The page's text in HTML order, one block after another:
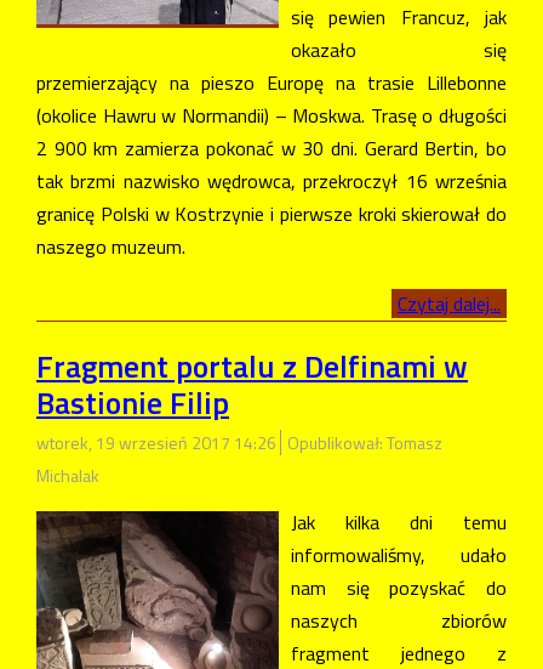
się pewien Francuz, jak
okazało się
przemierzający na pieszo Europę na trasie Lillebonne
(okolice Hawru w Normandii) – Moskwa. Trasę o długości
2 900 km zamierza pokonać w 30 dni. Gerard Bertin, bo
tak brzmi nazwisko wędrowca, przekroczył 16 września
granicę Polski w Kostrzynie i pierwsze kroki skierował do
naszego muzeum.
Czytaj dalej...
Fragment portalu z Delfinami w
Bastionie Filip
wtorek, 19 wrzesień 2017 14:26 Opublikował: Tomasz
Michalak
Jak kilka dni temu
informowaliśmy, udało
nam się pozyskać do
naszych zbiorów
fragment jednego z